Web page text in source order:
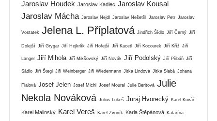
Jaroslav Houdek Jaroslav Kadlec Jaroslav Kousal
Jaroslav Mácha Jaroslav Nejdl Jaroslav Nešetřil Jaroslav Petr Jaroslav
Vostatek Jelena L. Příplatová Jindřich Šídlo Jiří Černý Jiří
Dolejší Jiří Grygar Jiří Hejkrlík Jiří Hořejší Jiří Kacetl Jiří Kocourek Jiří Kříž Jiří
Langer Jiří Mihola Jiří Mikšovský Jiří Novák Jiří Podolský Jiří Přibáň Jiří
Sádlo Jiří Štegl Jiří Weinberger Jiří Wiedermann Jitka Lindová Jitka Slabá Johana
Fialová Josef Jelen Josef Michl Josef Moural Julie Beritová Julie
Nekola Nováková Julius Lukeš Juraj Hvorecký Karel Kovář
Karel Malinský Karel Vereš Karel Zvoník Karla Štěpánová Katarína